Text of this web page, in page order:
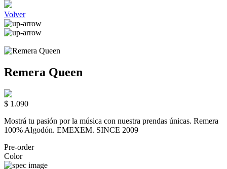
Volver
Remera Queen
$ 1.090
Mostrá tu pasión por la música con nuestra prendas únicas. Remera
100% Algodón. EMEXEM. SINCE 2009
Pre-order
Color